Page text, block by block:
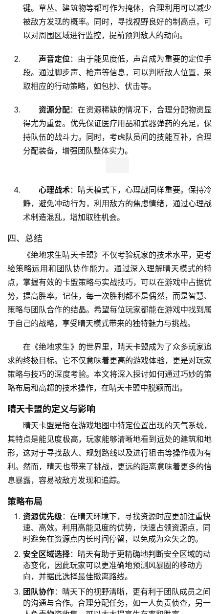
键。草丛、建筑物等都可作为掩体，合理利用可以减少
被敌方发现的概率。同时，寻找视野良好的制高点，可
以对周围区域进行监控，提前预判敌人的动向。
声音定位：由于能见度低，声音成为重要的定位手
段。通过脚步声、枪声等信息，可以判断敌人位置，采
取相应的行动策略，如包抄、伏击等。
资源分配：在资源稀缺的情况下，合理分配物资显
得尤为重要。优先保证医疗用品和武器弹药的充足，保
持队伍的战斗力。同时，考虑队员间的技能互补，合理
分配装备，增强团队整体实力。
心理战术：晴天模式下，心理战同样重要。保持冷
静，避免冲动行为，利用敌方的焦虑情绪，通过心理战
术制造混乱，增加取胜机会。
四、总结
《绝地求生晴天卡盟》不仅考验玩家的技术水平，更考
验策略运用和团队协作能力。通过深入理解晴天模式的特
点，掌握有效的卡盟策略与实战技巧，可以在游戏中占据优
势，提高胜率。记住，每一次胜利都不是偶然，而是智慧、
策略与团队合作的结晶。希望每位玩家都能在游戏中找到属
于自己的战略，享受晴天模式带来的独特魅力与挑战。
在《绝地求生》的世界里，晴天卡盟成为了众多玩家追
求的终极目标。它不仅意味着更高的游戏体验，更是对玩家
策略与技巧的深度考验。本文将深入探讨如何通过巧妙的策
略布局和高超的技术操作，在晴天卡盟中脱颖而出。
晴天卡盟的定义与影响
晴天卡盟是指在游戏地图中特定位置出现的天气系统，
其特点是能见度极高，玩家能够清晰地看到远处的建筑和地
形，这对于寻找敌人、规划路线以及进行狙击等操作极为有
利。然而，晴天也带来了挑战，更远的距离意味着更多的信
息暴露，容易被敌方发现和追踪。
策略布局
资源优先级 ：在晴天环境下，寻找资源时应更加注重快
速、高效。利用高能见度的优势，快速占领资源点，同
时避免在资源点内长时间停留，以免成为众矢之的。
安全区域选择：晴天有助于更精确地判断安全区域的动
态变化，因此玩家可以更准确地预测风暴圈的移动方
向，并据此选择最佳撤离路线。
团队协作：晴天下的视野清晰，更有利于团队成员之间
的沟通与合作。合理分配任务，如一人负责侦查，另一